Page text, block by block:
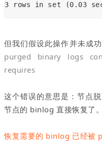
3 rows in set (0.03
但我们假设此操作并未成
purged binary logs
requires
这个错误的意思是：节点
节点的 binlog 直接恢复了。
恢复需要的 binlog 已经被